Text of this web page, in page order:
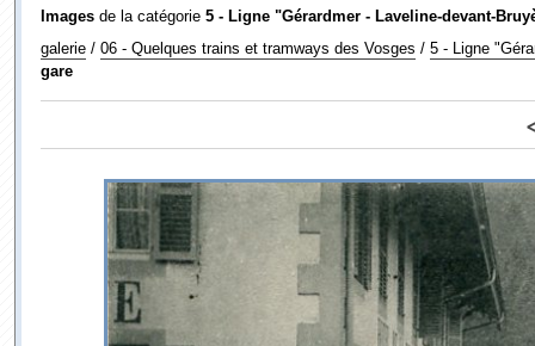
Imagesde la catégorie 5 - Ligne "Gérardmer - Laveline-devant-
galerie/ 06 - Quelques trains et tramways des Vosges / 5 - Ligne
gare